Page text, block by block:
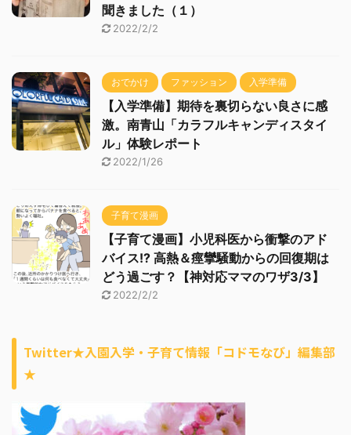
聞きました（１）
2022/2/2
おでかけ ファッション 入学準備
【入学準備】期待を裏切らない良さに感
激。南青山「カラフルキャンディスタイ
ル」体験レポート
2022/1/26
子育て漫画
【子育て漫画】小児科医から衝撃のアド
バイス!? 高熱＆痙攣騒動からの回復期は
どう過ごす？【神対応ママのワザ3/3】
2022/2/2
Twitter★入園入学・子育て情報「コドモなび」編集部
★